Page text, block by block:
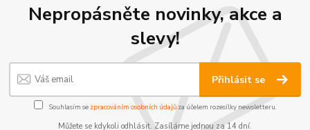
Nepropásněte novinky, akce a
slevy!
Přihlásit se
Souhlasím se zpracováním osobních údajůza účelem rozesílky newsletteru.
Můžete se kdykoli odhlásit. Zasíláme jednou za 14 dní.